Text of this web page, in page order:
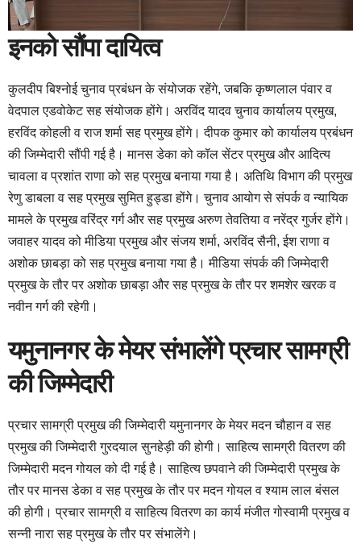
इनको सौंपा दायित्व
कुलदीप बिश्नोई चुनाव प्रबंधन के संयोजक रहेंगे, जबकि कृष्णलाल पंवार व
वेदपाल एडवोकेट सह संयोजक होंगे। अरविंद यादव चुनाव कार्यालय प्रमुख,
हरविंद कोहली व राज शर्मा सह प्रमुख होंगे। दीपक कुमार को कार्यालय प्रबंधन
की जिम्मेदारी सौंपी गई है। मानस डेका को कॉल सेंटर प्रमुख और आदित्य
चावला व प्रशांत राणा को सह प्रमुख बनाया गया है। अतिथि विभाग की प्रमुख
रेणु डाबला व सह प्रमुख सुमित हुड्डा होंगे। चुनाव आयोग से संपर्क व न्यायिक
मामले के प्रमुख वरिंद्र गर्ग और सह प्रमुख अरुण तेवतिया व नरेंद्र गुर्जर होंगे।
जवाहर यादव को मीडिया प्रमुख और संजय शर्मा, अरविंद सैनी, ईश राणा व
अशोक छाबड़ा को सह प्रमुख बनाया गया है। मीडिया संपर्क की जिम्मेदारी
प्रमुख के तौर पर अशोक छाबड़ा और सह प्रमुख के तौर पर शमशेर खरक व
नवीन गर्ग की रहेगी।
यमुनानगर के मेयर संभालेंगे प्रचार सामग्री
की जिम्मेदारी
प्रचार सामग्री प्रमुख की जिम्मेदारी यमुनानगर के मेयर मदन चौहान व सह
प्रमुख की जिम्मेदारी गुरदयाल सुनहेड़ी की होगी। साहित्य सामग्री वितरण की
जिम्मेदारी मदन गोयल को दी गई है। साहित्य छपवाने की जिम्मेदारी प्रमुख के
तौर पर मानस डेका व सह प्रमुख के तौर पर मदन गोयल व श्याम लाल बंसल
की होगी। प्रचार सामग्री व साहित्य वितरण का कार्य मंजीत गोस्वामी प्रमुख व
सन्नी नारा सह प्रमुख के तौर पर संभालेंगे।